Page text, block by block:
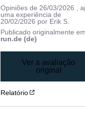
Opiniões de26/03/2026 ,
uma experiência de
20/02/2026 por Erik S.
Publicado originalmente
run.de (de)
Ver a avaliação
original
Relatório